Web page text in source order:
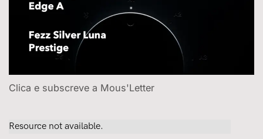
Clica e subscreve a Mous'Letter